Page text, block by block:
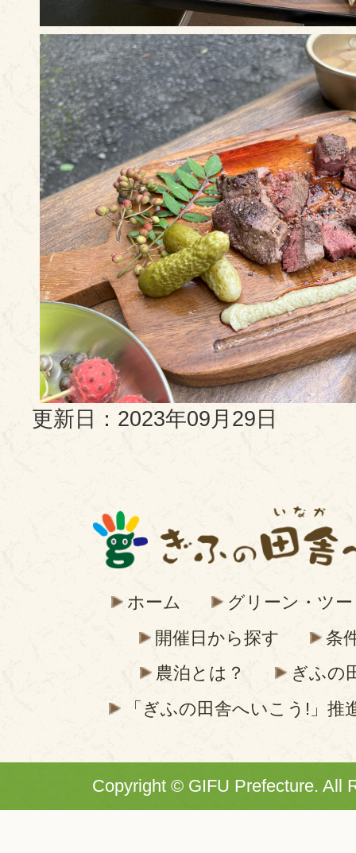
更新日：2023年09月29日
ホーム
グリーン・ツ
開催日から探す
条
農泊とは？
ぎふの
「ぎふの田舎へいこう!」推
Copyright © GIFU Prefecture. All